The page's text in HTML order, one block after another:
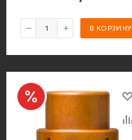
В КОРЗИНУ